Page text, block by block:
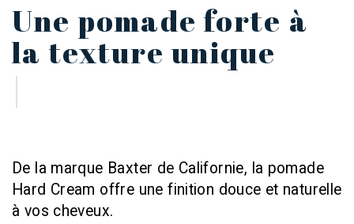
Une pomade forte à
la texture unique
De la marque Baxter de Californie, la pomade
Hard Cream offre une finition douce et naturelle
à vos cheveux.